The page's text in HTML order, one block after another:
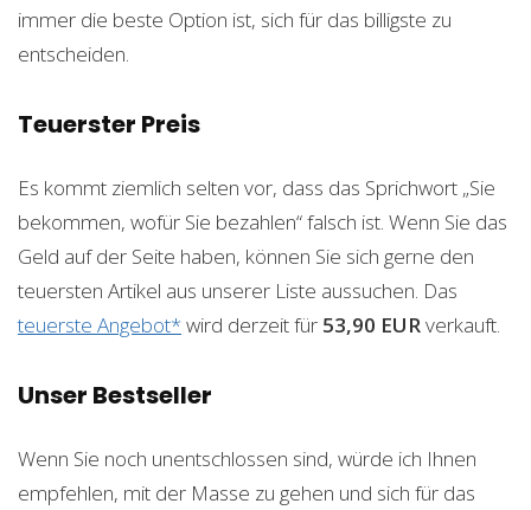
immer die beste Option ist, sich für das billigste zu
entscheiden.
Teuerster Preis
Es kommt ziemlich selten vor, dass das Sprichwort „Sie
bekommen, wofür Sie bezahlen“ falsch ist. Wenn Sie das
Geld auf der Seite haben, können Sie sich gerne den
teuersten Artikel aus unserer Liste aussuchen. Das
teuerste Angebot*wird derzeit für 53,90 EURverkauft.
Unser Bestseller
Wenn Sie noch unentschlossen sind, würde ich Ihnen
empfehlen, mit der Masse zu gehen und sich für das